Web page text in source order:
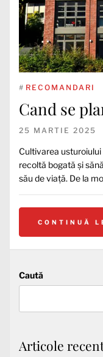
# RECOMANDARI
Cand se
25 MARTIE 2025
Cultivarea
recoltă bogată și
său de viață. De la
CONTINUĂ
Caută
Articole